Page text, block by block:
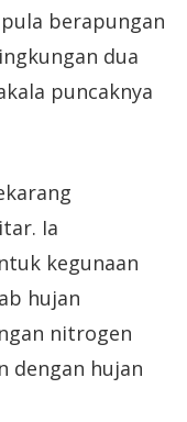
berapungan
dua
puncaknya
Ia
kegunaan
hujan
nitrogen
dengan hujan